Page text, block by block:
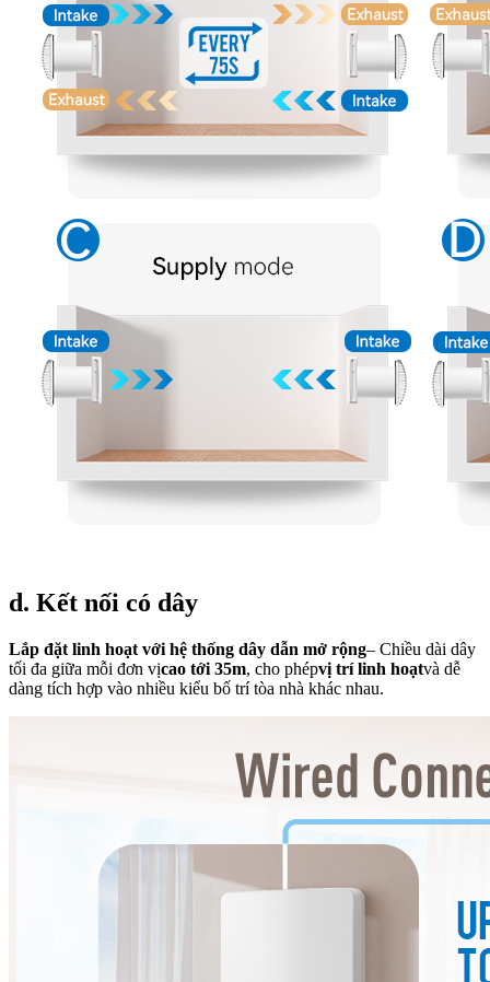
d. Kết nối có dây
Lắp đặt linh hoạt với hệ thống dây dẫn mở rộng– Chiều dài dây
tối đa giữa mỗi đơn vịcao tới 35m, cho phépvị trí linh hoạtvà dễ
dàng tích hợp vào nhiều kiểu bố trí tòa nhà khác nhau.